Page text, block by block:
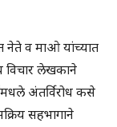
नेते व माओ यांच्यात
विचार लेखकाने
अंतर्विरोध कसे
सहभागाने